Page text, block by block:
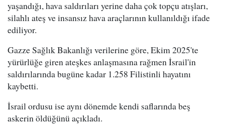
yaşandığı, hava saldırıları yerine daha çok topçu atışları,
silahlı ateş ve insansız hava araçlarının kullanıldığı ifade
ediliyor.
Gazze Sağlık Bakanlığı verilerine göre, Ekim 2025'te
yürürlüğe giren ateşkes anlaşmasına rağmen İsrail'in
saldırılarında bugüne kadar 1.258 Filistinli hayatını
kaybetti.
İsrail ordusu ise aynı dönemde kendi saflarında beş
askerin öldüğünü açıkladı.